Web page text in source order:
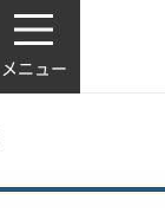
メニュー